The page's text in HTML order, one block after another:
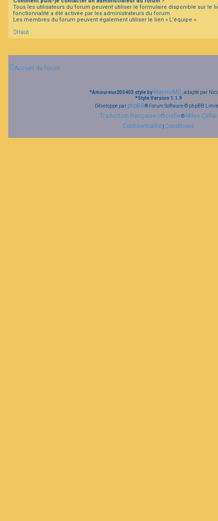
Tous les utilisateurs du forum peuvent utiliser le formulaire disponible sur le
fonctionnalité a été activée par les administrateurs du forum.
Les membres du forum peuvent également utiliser le lien « L’équipe ».
Haut
Accueil du forum
*Amoureux203403 style byMannixMD , adapté par
*Style Version 1.1.9
Développé par phpBB® Forum Software © phpBB
Traduction française officielle© Miles Cellar
Confidentialité Conditions